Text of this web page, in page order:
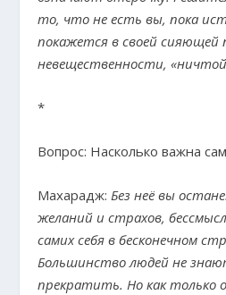
то, что не есть вы, пока
покажется в своей сияющей
невещественности,
*
Вопрос: Насколько важна
Махарадж:Без неё вы
желаний и страхов,
самих себя в бесконечном
Большинство людей не
прекратить. Но как только